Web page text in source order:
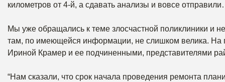
километров от 4-й, а сдавать анализы и вовсе
Мы уже обращались к теме злосчастной поликлиники и
там, по имеющейся информации, не слишком велика. На
Ириной Крамер и ее подчиненными, представителями
“Нам сказали, что срок начала проведения ремонта